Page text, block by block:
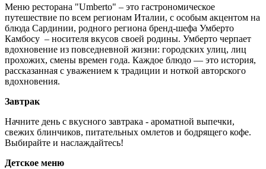
Меню ресторана "Umberto" – это гастрономическое
путешествие по всем регионам Италии, с особым акцентом на
блюда Сардинии, родного региона бренд-шефа Умберто
Камбосу – носителя вкусов своей родины. Умберто черпает
вдохновение из повседневной жизни: городских улиц, лиц
прохожих, смены времен года. Каждое блюдо — это история,
рассказанная с уважением к традиции и ноткой авторского
вдохновения.
Завтрак
Начните день с вкусного завтрака - ароматной выпечки,
свежих блинчиков, питательных омлетов и бодрящего кофе.
Выбирайте и наслаждайтесь!
Детское меню